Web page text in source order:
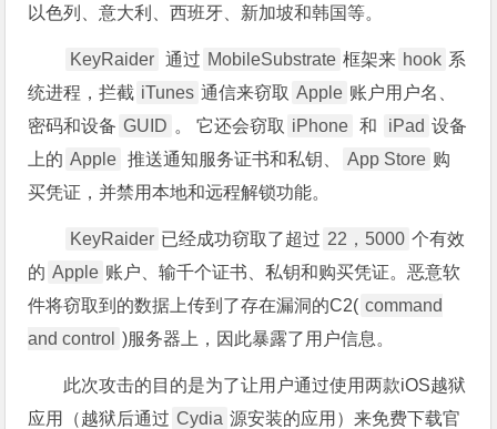
以色列、意大利、西班牙、新加坡和韩国等。
KeyRaider 通过 MobileSubstrate 框架来 hook 系
统进程，拦截 iTunes 通信来窃取 Apple 账户用户名、
密码和设备 GUID 。 它还会窃取 iPhone 和 iPad 设备
上的 Apple 推送通知服务证书和私钥、 App Store 购
买凭证，并禁用本地和远程解锁功能。
KeyRaider 已经成功窃取了超过 22，5000 个有效
的 Apple 账户、输千个证书、私钥和购买凭证。恶意软
件将窃取到的数据上传到了存在漏洞的C2( command
and control
)服务器上，因此暴露了用户信息。
此次攻击的目的是为了让用户通过使用两款iOS越狱
应用（越狱后通过 Cydia 源安装的应用）来免费下载官